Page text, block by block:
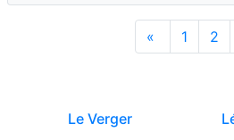
« 1 2
Le Verger